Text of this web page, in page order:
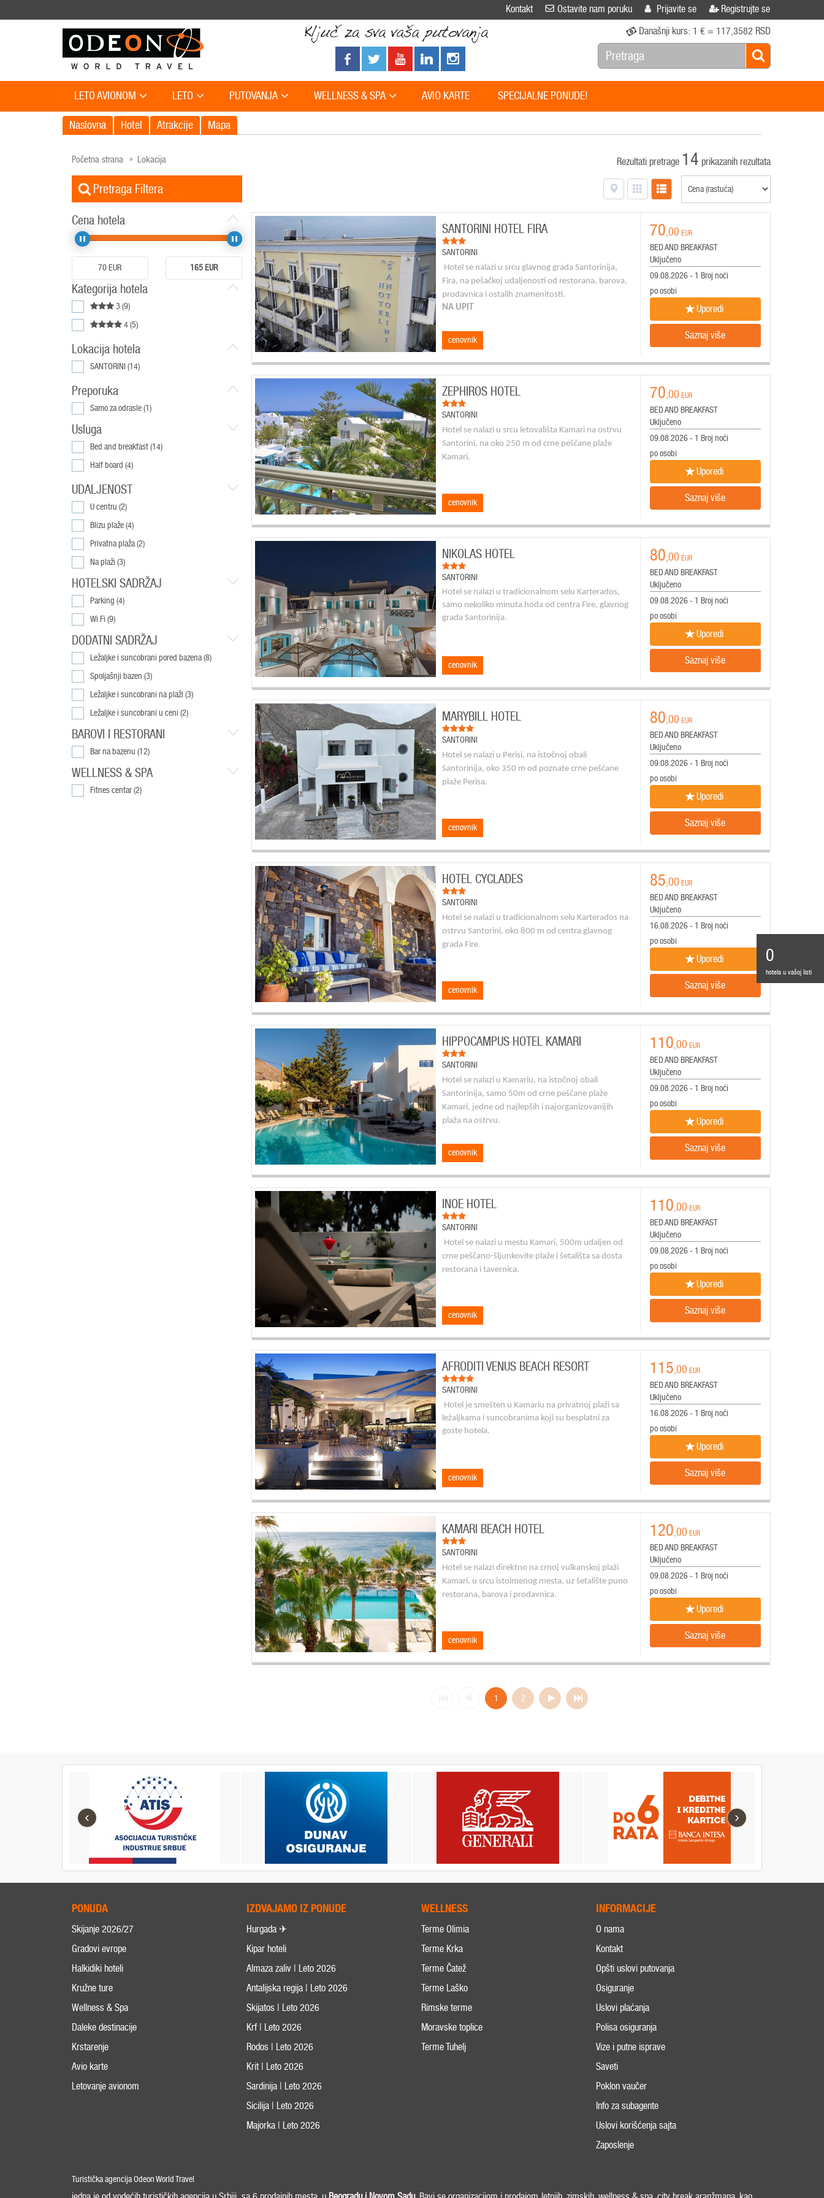
Kontakt Ostavite nam poruku Prijavite se Registrujte se
LETO AVIONOM LETO PUTOVANJA WELLNESS & SPA AVIO KARTE SPECIJALNE PONUDE!
Današnji kurs: 1 € = 117,3582 RSD
Naslovna Hotel Atrakcije Mapa
Početna strana Lokacija Rezultati pretrage 14 prikazanih rezultata
0
hotela u vašoj listi
Pretraga Filtera
Cena hotela
70 EUR 165 EUR
Kategorija hotela
3(9)
4(5)
Lokacija hotela
SANTORINI (14)
Preporuka
Samo za odrasle(1)
Usluga
Bed and breakfast(14)
Half board (4)
UDALJENOST
U centru (2)
Blizu plaže(4)
Privatna plaža(2)
Na plaži (3)
HOTELSKI SADRŽAJ
Parking (4)
Wi Fi (9)
DODATNI SADRŽAJ
Ležaljke i suncobrani pored bazena(8)
Spoljašnji bazen (3)
Ležaljke i suncobrani na plaži (3)
Ležaljke i suncobrani u ceni (2)
BAROVI I RESTORANI
Bar na bazenu (12)
WELLNESS & SPA
Fitnes centar(2)
SANTORINI HOTEL FIRA
SANTORINI
Hotel se nalazi u srcu glavnog grada Santorinija,
Fira, na pešačkoj udaljenosti od restorana, barova,
prodavnica i ostalih znamenitosti.
NA UPIT
cenovnik
70,00 EUR
BED AND BREAKFAST
Uključeno
09.08.2026 - 1 Broj noći
po osobi
Uporedi
Saznaj više
ZEPHIROS HOTEL
SANTORINI
Hotel se nalazi u srcu letovališta Kamari na ostrvu
Santorini, na oko 250 m od crne peščane plaže
Kamari.
cenovnik
70,00 EUR
BED AND BREAKFAST
Uključeno
09.08.2026 - 1 Broj noći
po osobi
Uporedi
Saznaj više
NIKOLAS HOTEL
SANTORINI
Hotel se nalazi u tradicionalnom selu Karterados,
samo nekoliko minuta hoda od centra Fire, glavnog
grada Santorinija.
cenovnik
80,00 EUR
BED AND BREAKFAST
Uključeno
09.08.2026 - 1 Broj noći
po osobi
Uporedi
Saznaj više
MARYBILL HOTEL
SANTORINI
Hotel se nalazi u Perisi, na istočnoj obali
Santorinija, oko 350 m od poznate crne peščane
plaže Perisa.
cenovnik
80,00 EUR
BED AND BREAKFAST
Uključeno
09.08.2026 - 1 Broj noći
po osobi
Uporedi
Saznaj više
HOTEL CYCLADES
SANTORINI
Hotel se nalazi u tradicionalnom selu Karterados na
ostrvu Santorini, oko 800 m od centra glavnog
grada Fire.
cenovnik
85,00 EUR
BED AND BREAKFAST
Uključeno
16.08.2026 - 1 Broj noći
po osobi
Uporedi
Saznaj više
HIPPOCAMPUS HOTEL KAMARI
SANTORINI
Hotel se nalazi u Kamariu, na istočnoj obali
Santorinija, samo 50m od crne peščane plaže
Kamari, jedne od najlepših i najorganizovanijih
plaža na ostrvu.
cenovnik
110,00 EUR
BED AND BREAKFAST
Uključeno
09.08.2026 - 1 Broj noći
po osobi
Uporedi
Saznaj više
INOE HOTEL
SANTORINI
Hotel se nalazi u mestu Kamari, 500m udaljen od
crne peščano-šljunkovite plaže i šetališta sa dosta
restorana i tavernica.
cenovnik
110,00 EUR
BED AND BREAKFAST
Uključeno
09.08.2026 - 1 Broj noći
po osobi
Uporedi
Saznaj više
AFRODITI VENUS BEACH RESORT
SANTORINI
Hotel je smešten u Kamariu na privatnoj plaži sa
ležaljkama i suncobranima koji su besplatni za
goste hotela.
cenovnik
115,00 EUR
BED AND BREAKFAST
Uključeno
16.08.2026 - 1 Broj noći
po osobi
Uporedi
Saznaj više
KAMARI BEACH HOTEL
SANTORINI
Hotel se nalazi direktno na crnoj vulkanskoj plaži
Kamari, u srcu istoimenog mesta, uz šetalište puno
restorana, barova i prodavnica.
cenovnik
120,00 EUR
BED AND BREAKFAST
Uključeno
09.08.2026 - 1 Broj noći
po osobi
Uporedi
Saznaj više
1 2
‹ ›
PONUDA
Skijanje 2026/27
Gradovi evrope
Halkidiki hoteli
Kružne ture
Wellness & Spa
Daleke destinacije
Krstarenje
Avio karte
Letovanje avionom
IZDVAJAMO IZ PONUDE
Hurgada ✈
Kipar hoteli
Almaza zaliv | Leto 2026
Antalijska regija | Leto 2026
Skijatos | Leto 2026
Krf | Leto 2026
Rodos | Leto 2026
Krit | Leto 2026
Sardinija | Leto 2026
Sicilija | Leto 2026
Majorka | Leto 2026
WELLNESS
Terme Olimia
Terme Krka
Terme Čatež
Terme Laško
Rimske terme
Moravske toplice
Terme Tuhelj
INFORMACIJE
O nama
Kontakt
Opšti uslovi putovanja
Osiguranje
Uslovi plaćanja
Polisa osiguranja
Vize i putne isprave
Saveti
Poklon vaučer
Info za subagente
Uslovi korišćenja sajta
Zaposlenje
Turistička agencija Odeon World Travel